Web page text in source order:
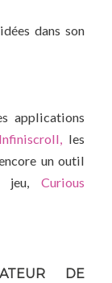
dans son
applications
Infiniscroll, les
un outil
jeu,Curious
DE